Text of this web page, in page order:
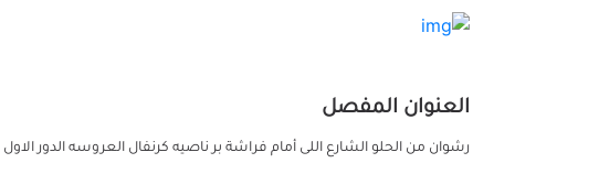
العنوان المفصل
رشوان من الحلو الشارع اللى أمام فراشة بر ناصيه كرنفال العروسه الدور الاول